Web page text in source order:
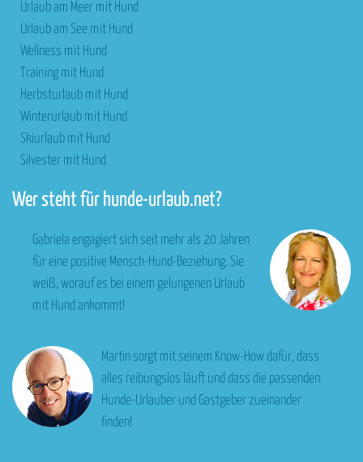
Urlaub am Meer mit Hund
Urlaub am See mit Hund
Wellness mit Hund
Training mit Hund
Herbsturlaub mit Hund
Winterurlaub mit Hund
Skiurlaub mit Hund
Silvester mit Hund
Wer steht für hunde-urlaub.net?
Gabriela engagiert sich seit mehr als 20 Jahren
für eine positive Mensch-Hund-Beziehung. Sie
weiß, worauf es bei einem gelungenen Urlaub
mit Hund ankommt!
Martin sorgt mit seinem Know-How dafür, dass
alles reibungslos läuft und dass die passenden
Hunde-Urlauber und Gastgeber zueinander
finden!